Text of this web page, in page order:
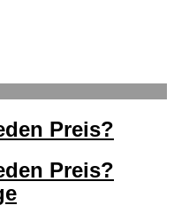
Preis?
Preis?